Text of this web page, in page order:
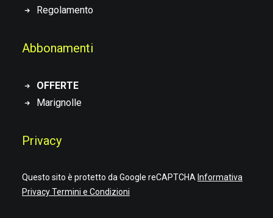
Regolamento
Abbonamenti
OFFERTE
Marignolle
Privacy
Questo sito è protetto da Google reCAPTCHA Informativa
PrivacyTermini e Condizioni